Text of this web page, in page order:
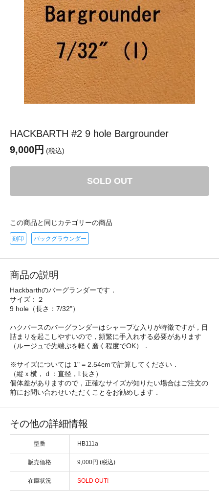
HACKBARTH #2 9 hole Bargrounder
9,000円 (税込)
SOLD OUT
この商品と同じカテゴリーの商品
刻印 バックグラウンダー
商品の説明
Hackbarthのバーグランダーです．
サイズ：２
9 hole（長さ：7/32"）
ハクバースのバーグランダーはシャープな入りが特徴ですが，目
詰まりを起こしやすいので，頻繁に手入れする必要があります
（ルージュで先端ぷを軽く磨く程度でOK）．
※サイズについては 1" = 2.54cmで計算してください．
（縦ｘ横，ｄ：直径，l:長さ）
個体差がありますので，正確なサイズが知りたい場合はご注文の
前にお問い合わせいただくことをお勧めします．
その他の詳細情報
型番 HB111a
販売価格 9,000円 (税込)
在庫状況 SOLD OUT!